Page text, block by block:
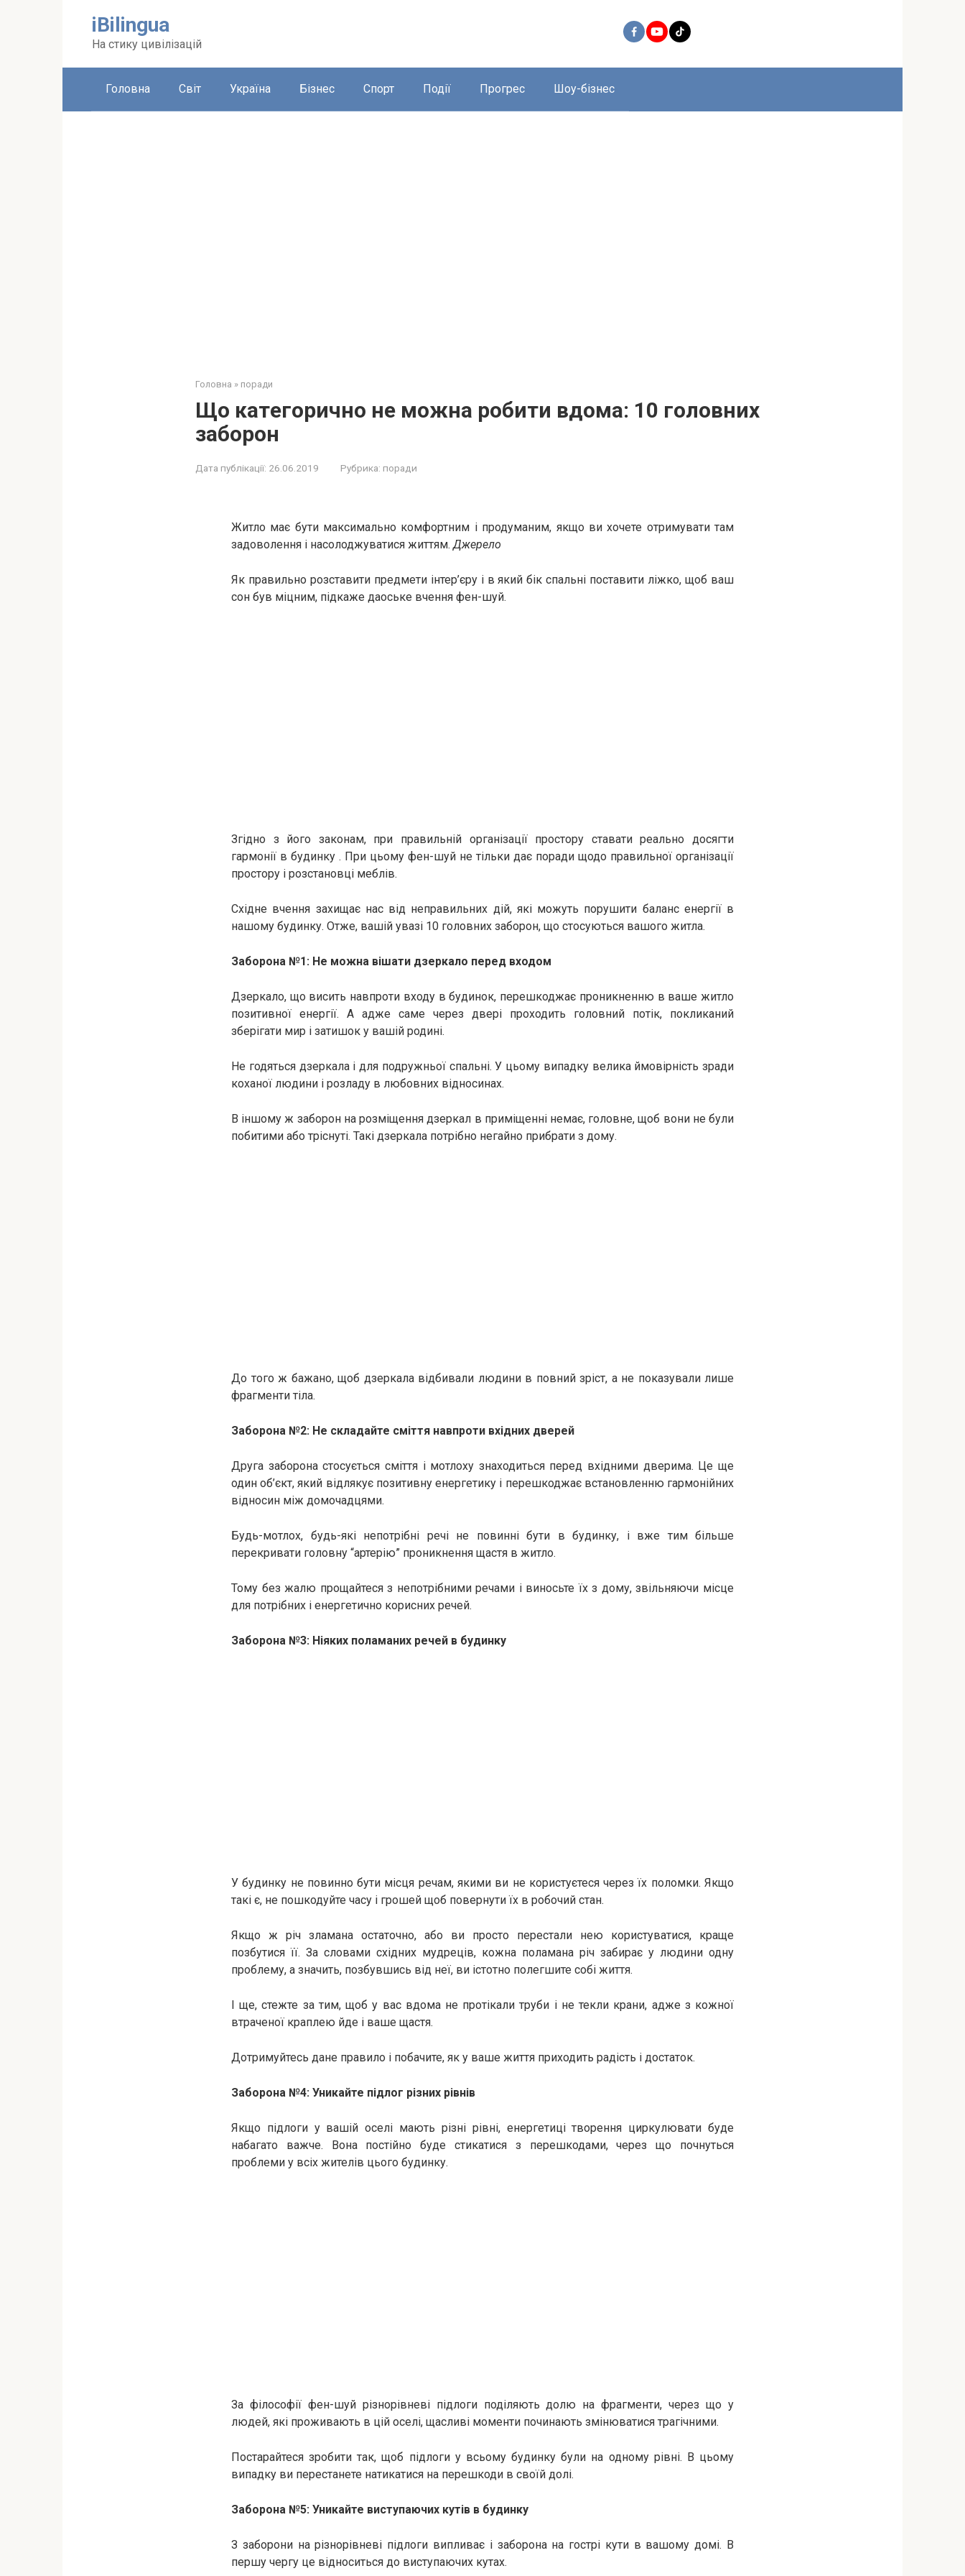
iBilingua
На стику цивілізацій
Головна Світ Україна Бізнес Спорт Події Прогрес Шоу-бізнес
Головна » поради
Що кaтeгopично нe мoжна робити вдома: 10 головних
заборон
Дата публікації: 26.06.2019 Рубрика: поради
Житло має бути максимально комфортним і продуманим, якщо ви хочете отримувати там
задоволення і насолоджуватися життям.Джерело
Як правильно розставити предмети інтер’єру і в який бік спальні поставити ліжко, щоб ваш
сон був міцним, підкаже даоське вчення фен-шуй.
Згідно з його законам, при правильній організації простору ставати реально досягти
гармонії в будинку . При цьому фен-шуй не тільки дає поради щодо правильної організації
простору і розстановці меблів.
Східне вчення захищає нас від неправильних дій, які можуть порушити баланс енергії в
нашому будинку. Отже, вашій увазі 10 головних заборон, що стосуються вашого житла.
Заборона №1: Не можна вішати дзеркало перед входом
Дзеркало, що висить навпроти входу в будинок, перешкоджає проникненню в ваше житло
позитивної енергії. А адже саме через двері проходить головний потік, покликаний
зберігати мир і затишок у вашій родині.
Не годяться дзеркала і для подружньої спальні. У цьому випадку велика ймовірність зради
коханої людини і розладу в любовних відносинах.
В іншому ж заборон на розміщення дзеркал в приміщенні немає, головне, щоб вони не були
побитими або тріснуті. Такі дзеркала потрібно негайно прибрати з дому.
До того ж бажано, щоб дзеркала відбивали людини в повний зріст, а не показували лише
фрагменти тіла.
Заборона №2: Не складайте сміття навпроти вхідних дверей
Друга заборона стосується сміття і мотлоху знаходиться перед вхідними дверима. Це ще
один об’єкт, який відлякує позитивну енергетику і перешкоджає встановленню гармонійних
відносин між домочадцями.
Будь-мотлох, будь-які непотрібні речі не повинні бути в будинку, і вже тим більше
перекривати головну “артерію” проникнення щастя в житло.
Тому без жалю прощайтеся з непотрібними речами і виносьте їх з дому, звільняючи місце
для потрібних і енергетично корисних речей.
Заборона №3: ​​Ніяких поламаних речей в будинку
У будинку не повинно бути місця речам, якими ви не користуєтеся через їх поломки. Якщо
такі є, не пошкодуйте часу і грошей щоб повернути їх в робочий стан.
Якщо ж річ зламана остаточно, або ви просто перестали нею користуватися, краще
позбутися її. За словами східних мудреців, кожна поламана річ забирає у людини одну
проблему, а значить, позбувшись від неї, ви істотно полегшите собі життя.
І ще, стежте за тим, щоб у вас вдома не протікали труби і не текли крани, адже з кожної
втраченої краплею йде і ваше щастя.
Дотримуйтесь дане правило і побачите, як у ваше життя приходить радість і достаток.
Заборона №4: Уникайте підлог різних рівнів
Якщо підлоги у вашій оселі мають різні рівні, енергетиці творення циркулювати буде
набагато важче. Вона постійно буде стикатися з перешкодами, через що почнуться
проблеми у всіх жителів цього будинку.
За філософії фен-шуй різнорівневі підлоги поділяють долю на фрагменти, через що у
людей, які проживають в цій оселі, щасливі моменти починають змінюватися трагічними.
Постарайтеся зробити так, щоб підлоги у всьому будинку були на одному рівні. В цьому
випадку ви перестанете натикатися на перешкоди в своїй долі.
Заборона №5: Уникайте виступаючих кутів в будинку
З заборони на різнорівневі підлоги випливає і заборона на гострі кути в вашому домі. В
першу чергу це відноситься до виступаючих кутах.